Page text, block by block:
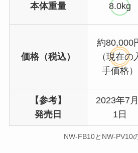
本体重量 8.0kg
価格（税込）
約80,000
（現在の
手価格）
【参考】
発売日
2023年7
1日
NW-FB10とNW-PV10